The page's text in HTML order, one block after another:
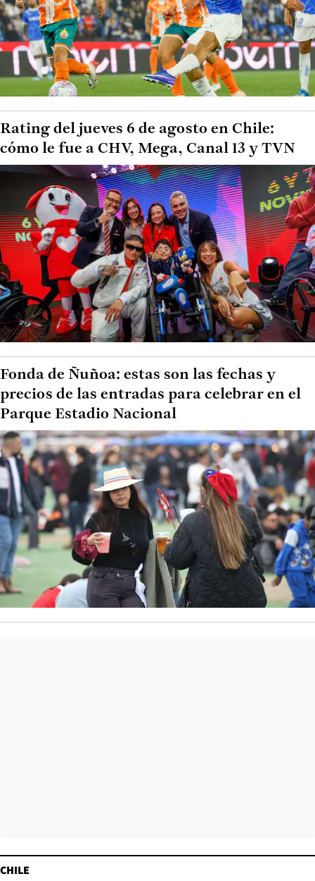
Rating del jueves 6 de agosto en Chile:
cómo le fue a CHV, Mega, Canal 13 y TVN
Fonda de Ñuñoa: estas son las fechas y
precios de las entradas para celebrar en el
Parque Estadio Nacional
CHILE